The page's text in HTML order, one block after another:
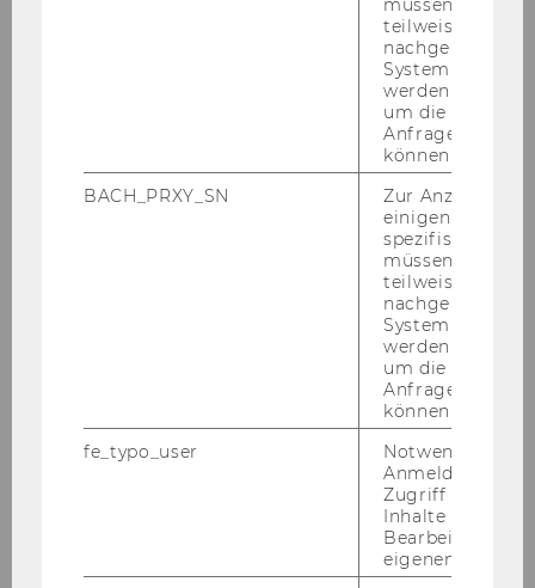
Institut für Leadership und Strategic
Team
müssen
teilweise von
nachgelagerten
System
werden.
um die Antwort
Anfrage
können.
BACH_PRXY_SN
Zur Anzeige von
einigen WU-
spezifischen
müssen
teilweise von
nachgelagerten
System
werden.
um die Antwort
Anfrage
können.
fe_typo_user
Notwendig für
Anmeldung und
Zugriff auf
Inhalte oder zur
Bearbeitung des
eigenen Profils.